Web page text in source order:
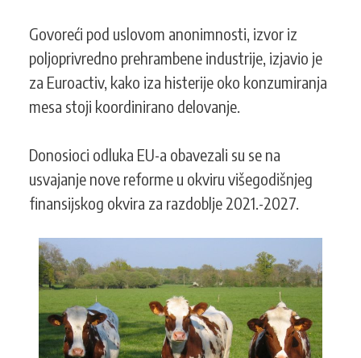
Govoreći pod uslovom anonimnosti, izvor iz
poljoprivredno prehrambene industrije, izjavio je
za Euroactiv, kako iza histerije oko konzumiranja
mesa stoji koordinirano delovanje.
Donosioci odluka EU-a obavezali su se na
usvajanje nove reforme u okviru višegodišnjeg
finansijskog okvira za razdoblje 2021.-2027.